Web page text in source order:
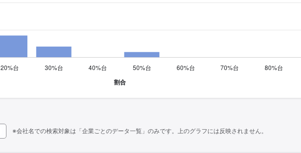
※会社名での検索対象は「企業ごとのデータ一覧」のみです。上のグラフには反映されません。